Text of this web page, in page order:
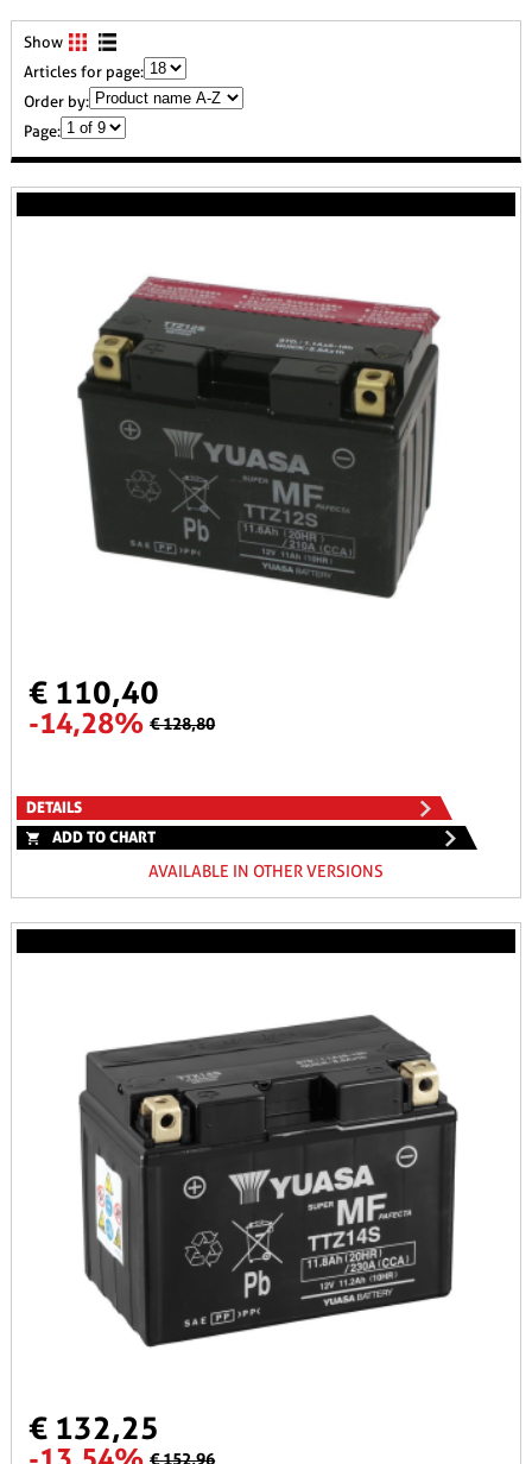
Show
Articles for page:
Order by:
Page:
€ 110,40
-14,28% € 128,80
DETAILS
ADD TO CHART
AVAILABLE IN OTHER VERSIONS
€ 132,25
€ 152,96